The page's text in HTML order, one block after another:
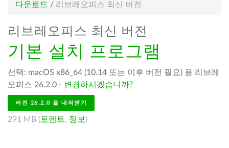
다운로드 / 리브레오피스 최신 버전
리브레오피스 최신 버전
기본 설치 프로그램
선택: macOS x86_64 (10.14 또는 이후 버전 필요) 용 리브레
오피스 26.2.0 - 변경하시겠습니까?
버전 26.2.0 을 내려받기
291 MB ( 토렌트, 정보 )